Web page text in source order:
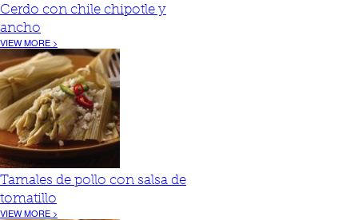
Cerdo con chile chipotle y
ancho
VIEW MORE >
Tamales de pollo con salsa de
tomatillo
VIEW MORE >